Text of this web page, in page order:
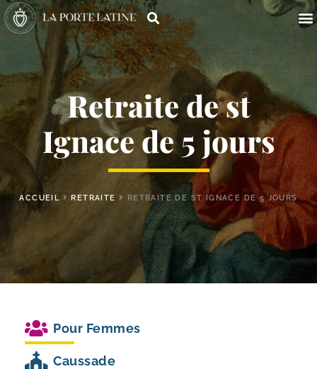
Retraite de st
Ignace de 5 jours
ACCUEIL RETRAITE RETRAITE DE ST IGNACE DE 5 JOURS
Pour Femmes
Caussade